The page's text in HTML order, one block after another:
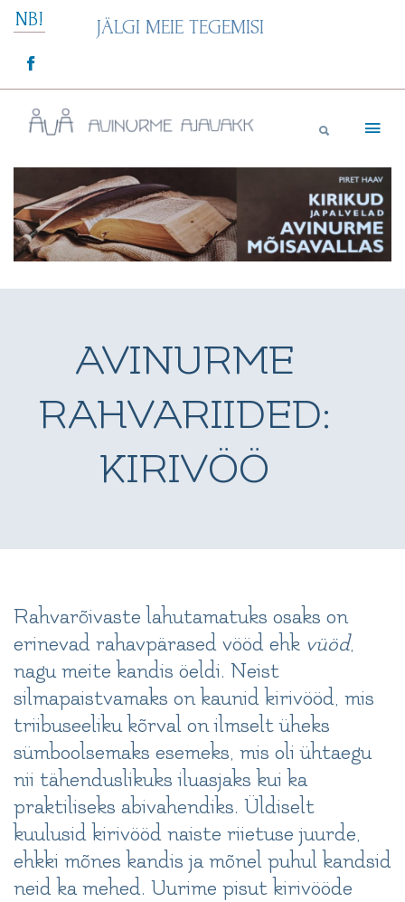
Skip
NB! JÄLGI MEIE TEGEMISI
Avinurme Ajavakk
AVINURME
RAHVARIIDED:
KIRIVÖÖ
Rahvarõivaste lahutamatuks osaks on
erinevad rahavpärased vööd ehk vüöd,
nagu meite kandis öeldi. Neist
silmapaistvamaks on kaunid kirivööd, mis
triibuseeliku kõrval on ilmselt üheks
sümboolsemaks esemeks, mis oli ühtaegu
nii tähenduslikuks iluasjaks kui ka
praktiliseks abivahendiks. Üldiselt
kuulusid kirivööd naiste riietuse juurde,
ehkki mõnes kandis ja mõnel puhul kandsid
neid ka mehed. Uurime pisut kirivööde